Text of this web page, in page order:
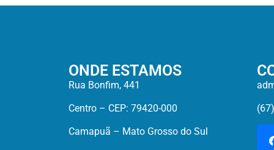
ONDE ESTAMOS
Rua Bonfim, 441
Centro – CEP: 79420-000
Camapuã – Mato Grosso do Sul